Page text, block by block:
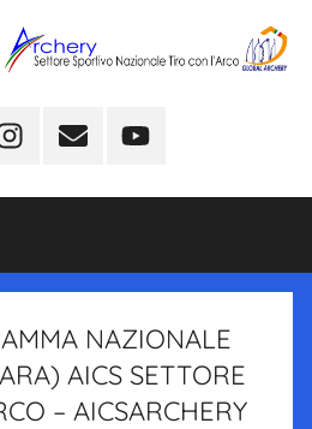
Email YouTube
NAZIONALE
AICS SETTORE
– AICSARCHERY